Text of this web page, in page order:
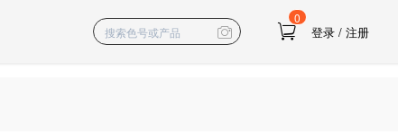
0
登录 / 注册